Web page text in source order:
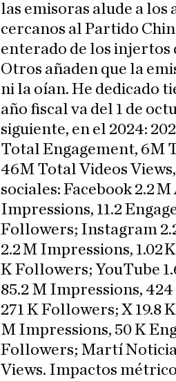
las emisoras alude a
cercanos al Partido
enterado de los injertos
Otros añaden que la
ni la oían. He dedicado
año fiscal va del 1 de
siguiente, en el 2024:
Total Engagement, 6M
46M Total Videos
sociales: Facebook 2.2
Impressions, 11.2
Followers; Instagram
2.2 M Impressions, 1.02
K Followers; YouTube
85.2 M Impressions,
271 K Followers; X 19.8
M Impressions, 50 K
Followers; Martí
Views. Impactos